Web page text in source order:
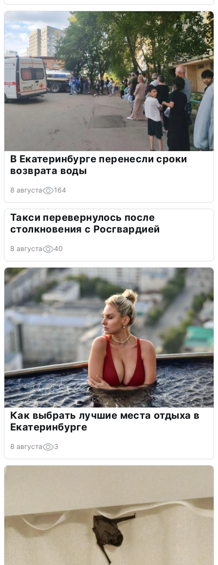
В Екатеринбурге перенесли сроки
возврата воды
8 августа 164
Такси перевернулось после
столкновения с Росгвардией
8 августа 40
Как выбрать лучшие места отдыха в
Екатеринбурге
8 августа 3